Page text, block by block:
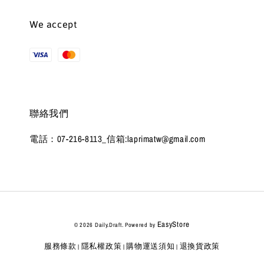
We accept
聯絡我們
電話：07-216-8113_信箱:laprimatw@gmail.com
© 2026 Daily.Draft. Powered by EasyStore
服務條款 | 隱私權政策 |購物運送須知 | 退換貨政策